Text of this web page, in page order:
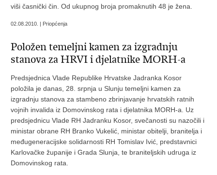
viši časnički čin. Od ukupnog broja promaknutih 48 je žena.
02.08.2010. | Priopćenja
Položen temeljni kamen za izgradnju
stanova za HRVI i djelatnike MORH-a
Predsjednica Vlade Republike Hrvatske Jadranka Kosor
položila je danas, 28. srpnja u Slunju temeljni kamen za
izgradnju stanova za stambeno zbrinjavanje hrvatskih ratnih
vojnih invalida iz Domovinskog rata i djelatnika MORH-a. Uz
predsjednicu Vlade RH Jadranku Kosor, svečanosti su nazočili i
ministar obrane RH Branko Vukelić, ministar obitelji, branitelja i
međugeneracijske solidarnosti RH Tomislav Ivić, predstavnici
Karlovačke županije i Grada Slunja, te braniteljskih udruga iz
Domovinskog rata.